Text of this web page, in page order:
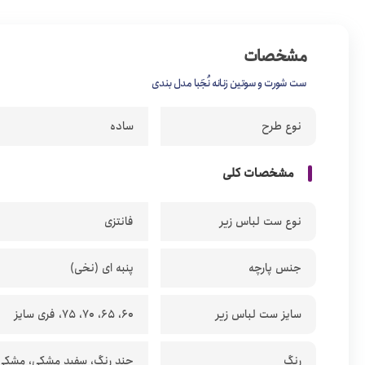
مشخصات
ست شورت و سوتین زنانه نُجَبا مدل بندی
نوع طرح ساده
مشخصات کلی
نوع ست لباس زیر فانتزی
جنس پارچه پنبه ای (نخی)
سایز ست لباس زیر 60، 65، 70، 75، فری سایز
رنگ چند رنگ، سفید مشکی،